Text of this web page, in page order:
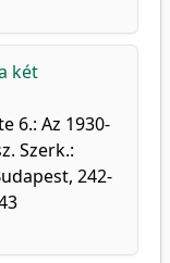
két
6.: Az 1930-
Szerk.:
242-